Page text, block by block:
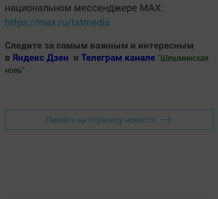
национальном мессенджере MАХ:
https://max.ru/tatmedia
Следите за самым важным и интересным
в Яндекс Дзен и Телеграм канале " Шешминская
новь"
Перейти на страницу новости